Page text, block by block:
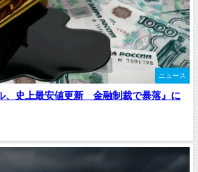
ニュース
、史上最安値更新 金融制裁で暴落』に